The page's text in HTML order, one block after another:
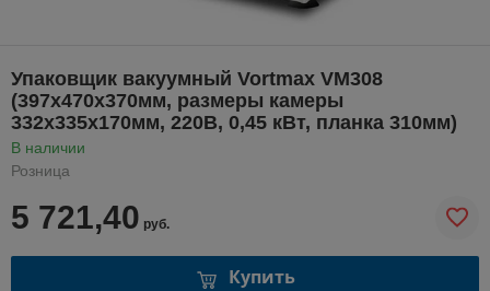
Упаковщик вакуумный Vortmax VM308
(397x470x370мм, размеры камеры
332х335х170мм, 220В, 0,45 кВт, планка 310мм)
В наличии
Розница
5 721,40 руб.
Купить